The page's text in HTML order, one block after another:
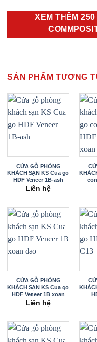
XEM THÊM
SẢN PHẨM TƯƠNG
CỬA GỖ PHÒNG
KHÁCH SẠN KS Cua go
HDF Veneer 1B-ash
Liên hệ
CỬA GỖ PHÒNG
KHÁCH SẠN KS Cua go
HDF Veneer 1B xoan
dao
Liên hệ